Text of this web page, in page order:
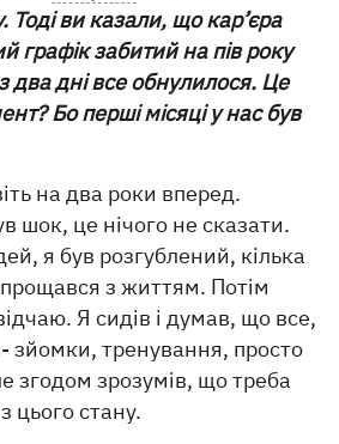
ви казали, що кар’єра
графік забитий на пів року
два дні все обнулилося. Це
Бо перші місяці у нас був
на два роки вперед.
шок, це нічого не сказати.
я був розгублений, кілька
з життям. Потім
Я сидів і думав, що все,
зйомки, тренування, просто
згодом зрозумів, що треба
цього стану.